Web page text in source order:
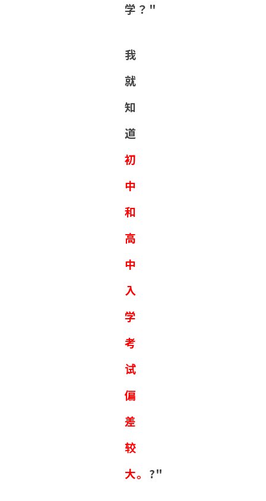
学？"
我
就
知
道
初
中
和
高
中
入
学
考
试
偏
差
较
大。 ?"